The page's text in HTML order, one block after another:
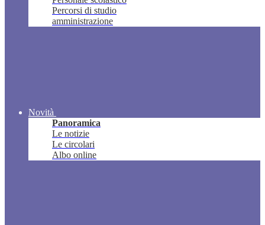
Percorsi di studio
amministrazione
Novità
Panoramica
Le notizie
Le circolari
Albo online